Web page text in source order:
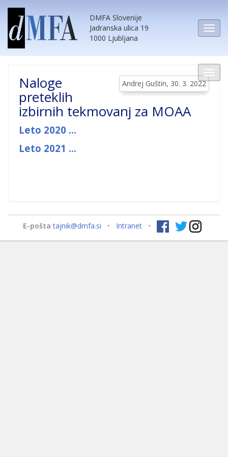
DMFA Slovenije
Jadranska ulica 19
1000 Ljubljana
Andrej Guštin, 30. 3. 2022
Naloge
preteklih
izbirnih tekmovanj za MOAA
Leto 2020 ...
Leto 2021 ...
E-pošta tajnik@dmfa.si • Intranet•